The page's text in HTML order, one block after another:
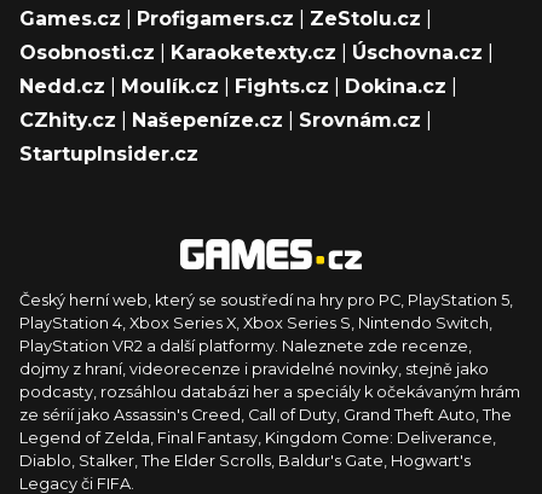
Games.cz
Profigamers.cz ZeStolu.cz
Osobnosti.cz
Karaoketexty.cz Úschovna.cz
Nedd.cz
Moulík.cz Fights.cz Dokina.cz
CZhity.cz
Našepeníze.cz Srovnám.cz
StartupInsider.cz
Český herní web, který se soustředí na hry pro PC, PlayStation 5,
PlayStation 4, Xbox Series X, Xbox Series S, Nintendo Switch,
PlayStation VR2 a další platformy. Naleznete zde recenze,
dojmy z hraní, videorecenze i pravidelné novinky, stejně jako
podcasty, rozsáhlou databázi her a speciály k očekávaným hrám
ze sérií jako Assassin's Creed, Call of Duty, Grand Theft Auto, The
Legend of Zelda, Final Fantasy, Kingdom Come: Deliverance,
Diablo, Stalker, The Elder Scrolls, Baldur's Gate, Hogwart's
Legacy či FIFA.